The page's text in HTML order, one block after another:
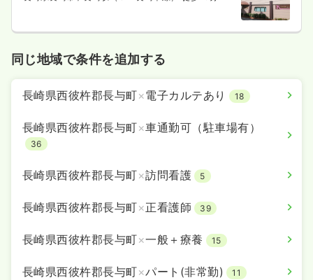
同じ地域で条件を追加する
長崎県西彼杵郡長与町×電子カルテあり 18
長崎県西彼杵郡長与町×車通勤可（駐車場有）
36
長崎県西彼杵郡長与町×訪問看護 5
長崎県西彼杵郡長与町×正看護師 39
長崎県西彼杵郡長与町×一般＋療養 15
長崎県西彼杵郡長与町×パート(非常勤) 11